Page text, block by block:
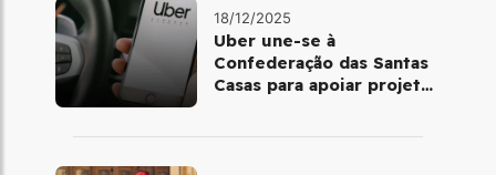
18/12/2025
Uber une-se à
Confederação das Santas
Casas para apoiar projetos